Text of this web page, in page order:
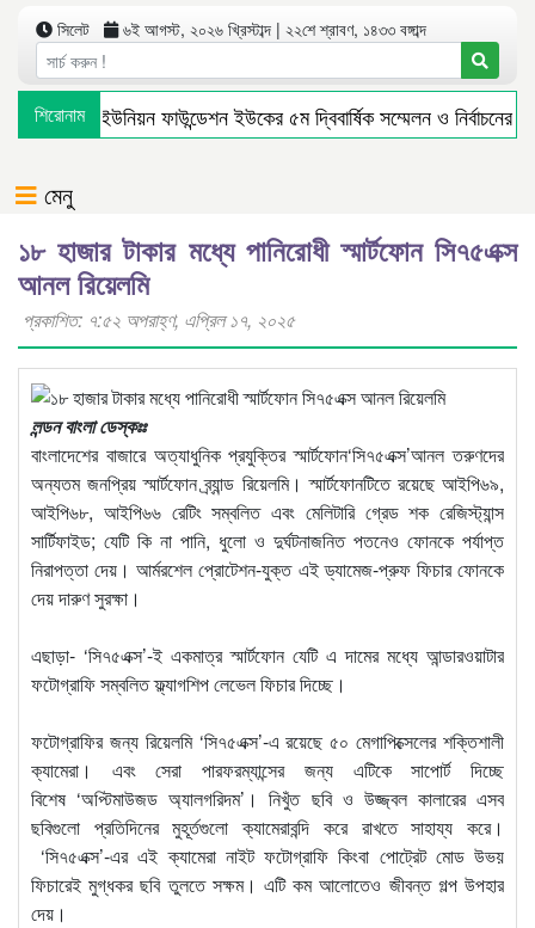
সিলেট ৬ই আগস্ট, ২০২৬ খ্রিস্টাব্দ | ২২শে শ্রাবণ, ১৪৩৩ বঙ্গাব্দ
শিরোনাম
বুরুঙ্গা ইউনিয়ন ফাউন্ডেশন ইউকের ৫ম দ্বিবার্ষিক সম্মেলন ও নির্বাচনের
মেনু
১৮ হাজার টাকার মধ্যে পানিরোধী স্মার্টফোন সি৭৫এক্স
আনল রিয়েলমি
প্রকাশিত: ৭:৫২ অপরাহ্ণ, এপ্রিল ১৭, ২০২৫
লন্ডন বাংলা ডেস্কঃঃ
বাংলাদেশের বাজারে অত্যাধুনিক প্রযুক্তির স্মার্টফোন‘সি৭৫এক্স’আনল তরুণদের
অন্যতম জনপ্রিয় স্মার্টফোন ব্র্যান্ড রিয়েলমি। স্মার্টফোনটিতে রয়েছে আইপি৬৯,
আইপি৬৮, আইপি৬৬ রেটিং সম্বলিত এবং মেলিটারি গ্রেড শক রেজিস্ট্যান্স
সার্টিফাইড; যেটি কি না পানি, ধুলো ও দুর্ঘটনাজনিত পতনেও ফোনকে পর্যাপ্ত
নিরাপত্তা দেয়। আর্মরশেল প্রোটেশন-যুক্ত এই ড্যামেজ-প্রুফ ফিচার ফোনকে
দেয় দারুণ সুরক্ষা।
এছাড়া- ‘সি৭৫এক্স’-ই একমাত্র স্মার্টফোন যেটি এ দামের মধ্যে আন্ডারওয়াটার
ফটোগ্রাফি সম্বলিত ফ্ল্যাগশিপ লেভেল ফিচার দিচ্ছে।
ফটোগ্রাফির জন্য রিয়েলমি ‘সি৭৫এক্স’-এ রয়েছে ৫০ মেগাপিক্সেলের শক্তিশালী
ক্যামেরা। এবং সেরা পারফরম্যান্সের জন্য এটিকে সাপোর্ট দিচ্ছে
বিশেষ ‘অপ্টিমাউজড অ্যালগরিদম’। নিখুঁত ছবি ও উজ্জ্বল কালারের এসব
ছবিগুলো প্রতিদিনের মুহূর্তগুলো ক্যামেরাবন্দি করে রাখতে সাহায্য করে।
‘সি৭৫এক্স’-এর এই ক্যামেরা নাইট ফটোগ্রাফি কিংবা পোট্রেট মোড উভয়
ফিচারেই মুগ্ধকর ছবি তুলতে সক্ষম। এটি কম আলোতেও জীবন্ত গল্প উপহার
দেয়।